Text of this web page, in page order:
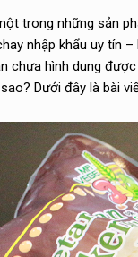
trong những sản
nhập khẩu uy tín
chưa hình dung
Dưới đây là bài